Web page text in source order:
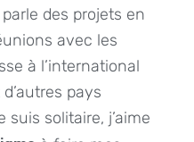
des projets en
avec les
à l’international
pays
suis solitaire, j’aime